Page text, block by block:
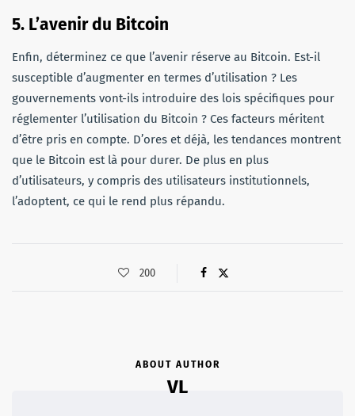
5. L’avenir du Bitcoin
Enfin, déterminez ce que l’avenir réserve au Bitcoin. Est-il
susceptible d’augmenter en termes d’utilisation ? Les
gouvernements vont-ils introduire des lois spécifiques pour
réglementer l’utilisation du Bitcoin ? Ces facteurs méritent
d’être pris en compte. D’ores et déjà, les tendances montrent
que le Bitcoin est là pour durer. De plus en plus
d’utilisateurs, y compris des utilisateurs institutionnels,
l’adoptent, ce qui le rend plus répandu.
200
ABOUT AUTHOR
VL